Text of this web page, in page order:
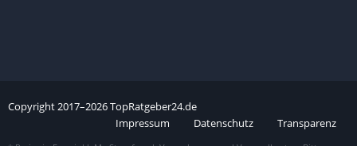
Copyright2017–2026TopRatgeber24.de
Impressum
Datenschutz Transparenz